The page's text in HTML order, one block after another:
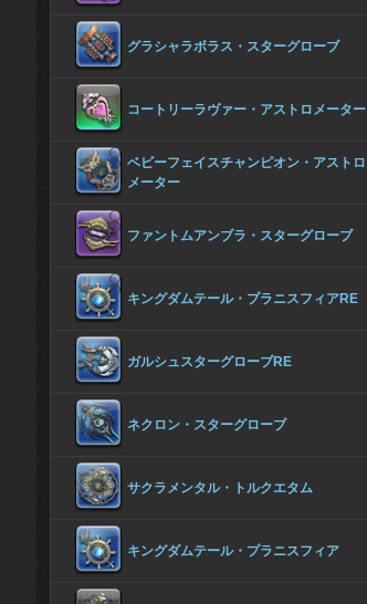
グラシャラボラス・スターグローブ
コートリーラヴァー・アストロメーター
ベビーフェイスチャンピオン・アストロ
メーター
ファントムアンブラ・スターグローブ
キングダムテール・プラニスフィアRE
ガルシュスターグローブRE
ネクロン・スターグローブ
サクラメンタル・トルクエタム
キングダムテール・プラニスフィア